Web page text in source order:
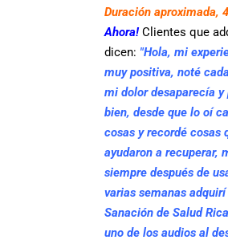
Duración aproximada,
Ahora! Clientes que
dicen: "Hola, mi
muy positiva, noté
mi dolor desaparecía
bien, desde que lo oí
cosas y recordé cosas
ayudaron a recuperar,
siempre después de
varias semanas
Sanación de Salud
uno de los audios al